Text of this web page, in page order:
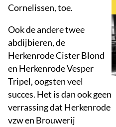
Cornelissen, toe.
Ook de andere twee
abdijbieren, de
Herkenrode Cister Blond
en Herkenrode Vesper
Tripel, oogsten veel
succes. Het is dan ook geen
verrassing dat Herkenrode
vzw en Brouwerij